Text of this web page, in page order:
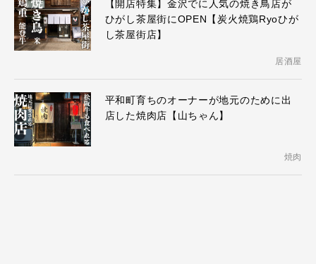
【開店特集】金沢でに人気の焼き鳥店が
ひがし茶屋街にOPEN【炭火焼鶏Ryoひが
し茶屋街店】
居酒屋
平和町育ちのオーナーが地元のために出
店した焼肉店【山ちゃん】
焼肉